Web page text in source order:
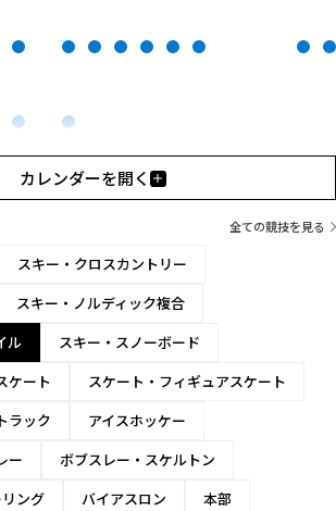
カレンダーを開く
全ての競技を見る
スキー・クロスカントリー
スキー・ノルディック複合
ル
スキー・スノーボード
ケート
スケート・フィギュアスケート
ラック
アイスホッケー
ー
ボブスレー・スケルトン
ング バイアスロン 本部